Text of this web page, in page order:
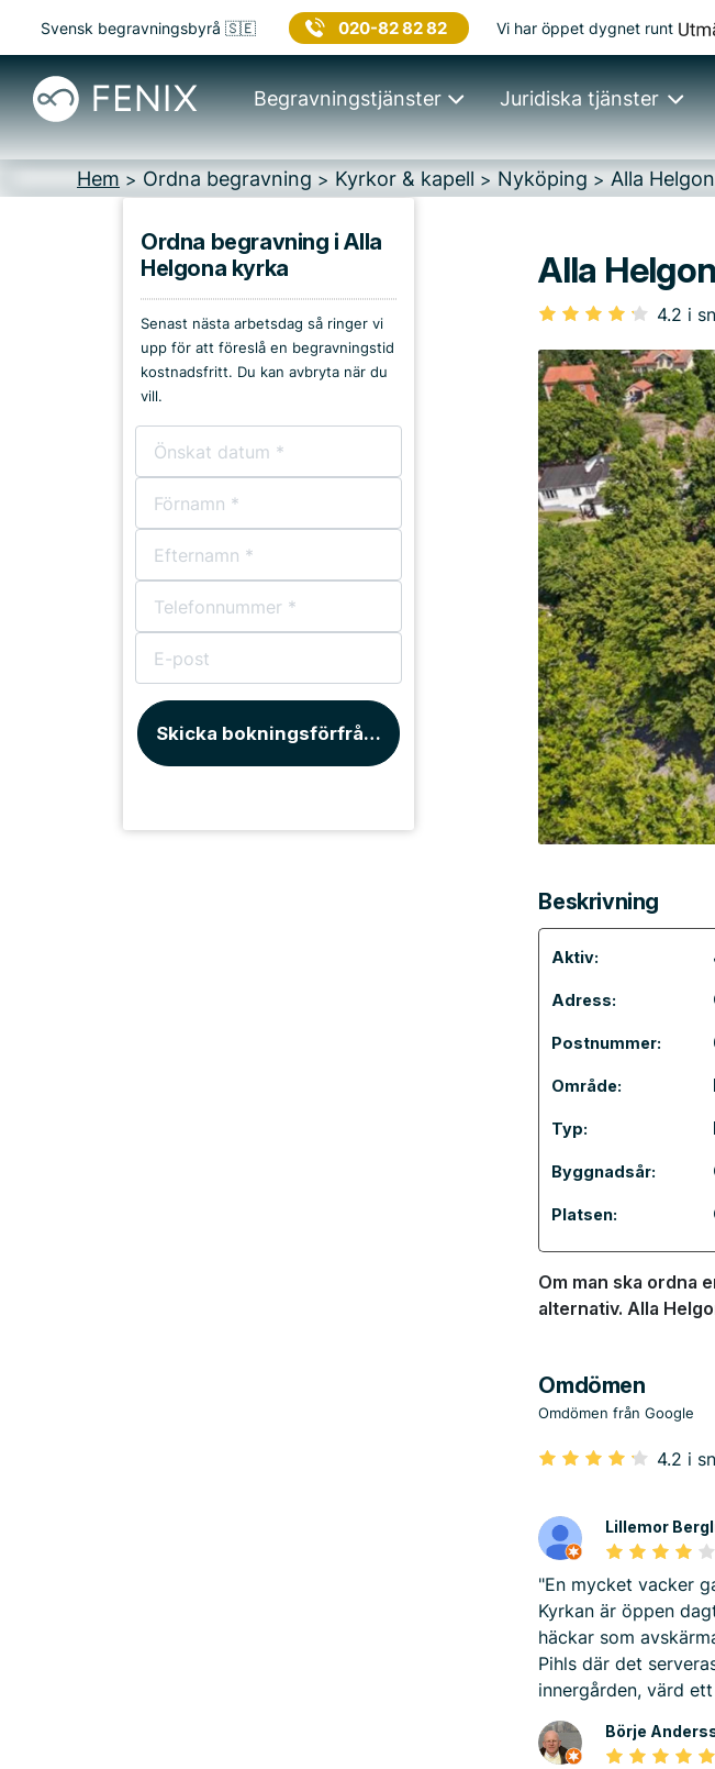
Svensk begravningsbyrå 🇸🇪 020-82 82 82 Vi har öppet dygnet runt
Begravningstjänster Juridiska tjänster
Hem > Ordna begravning > Kyrkor & kapell > Nyköping > Alla
Kyrkor & kapell
Begravningsplatser
Församlingshem
Bårhus
Ordna begravning i Alla
Helgona kyrka
Senast nästa arbetsdag så ringer vi
upp för att föreslå en begravningstid
kostnadsfritt. Du kan avbryta när du
vill.
Skicka bokningsförfrågan
Alla
4.2 i
Beskrivning
Aktiv:
Adress:
Postnummer:
Område:
Typ:
Byggnadsår:
Platsen:
Om man ska ordna
alternativ. Alla
Omdömen
Omdömen från Google
4.2 i
Lillemor
"En mycket vacker
Kyrkan är öppen
häckar som
Pihls där det
innergården, värd
Börje